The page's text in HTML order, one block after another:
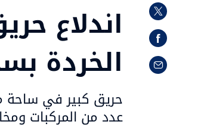
اندلاع
الخردة
حريق كبير في ساحة
عدد من المركبات